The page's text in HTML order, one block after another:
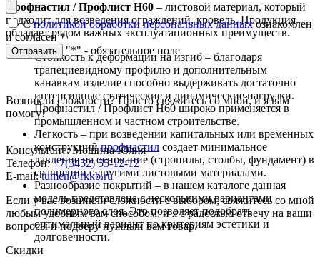
Профнастил / Профлист Н60 – листовой материал, который
подходит для возведения ограждений, кровель. Продукция
обладает рядом важных эксплуатационных преимуществ.
Стойкость к деформации на изгиб – благодаря
трапециевидному профилю и дополнительным
канавкам изделие способно выдерживать достаточно
интенсивные статические и динамические нагрузки.
Профнастил / Профлист Н60 широко применяется в
промышленном и частном строительстве.
Легкость – при возведении капитальных или временных
конструкцийпрофнастил создает минимальное
давление на основание (стропилы, столбы, фундамент) в
сравнении с другими листовыми материалами.
Разнообразие покрытий – в нашем каталоге данная
модель представлена с несколькими вариантами
полимерного слоя. Это позволяет подобрать
оптимальный вариант по критериям эстетики и
долговечности.
Сполитикой обработки персональных данныхознакомлен
и согласен*
Отправить "*" - обязательное поле
Возникли сложности? Просто свяжитесь со мной, и я вам
помогу!
Консультант: Мошина Юлия
Телефон:+7(3452) 55-12-12
E-mail:tumen@rkkb.ru
Если у вас возникли сложности с выбором, свяжитесь со мной
любым удобным вам способом, и я с радостью отвечу на ваши
вопросы и подберу нужный вам товар.
Скидки